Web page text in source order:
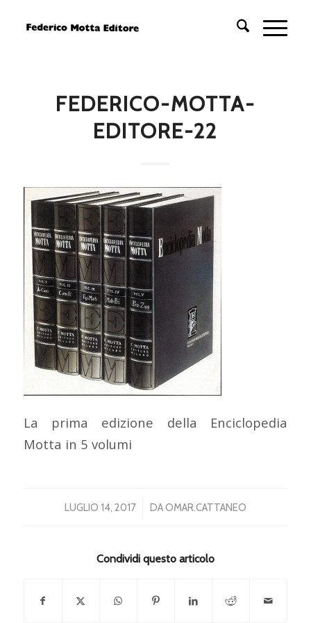
FEDERICO-MOTTA-
EDITORE-22
La prima edizione della Enciclopedia
Motta in 5 volumi
LUGLIO 14, 2017
/ DAOMAR.CATTANEO
Condividi questo articolo